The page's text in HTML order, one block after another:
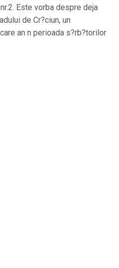
Este vorba despre deja
de Cr?ciun, un
an n perioada s?rb?torilor